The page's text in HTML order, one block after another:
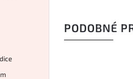
PODOBNÉ